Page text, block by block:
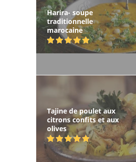
Harira- soupe
traditionnelle
marocaine
Tajine de poulet aux
citrons confits et aux
olives